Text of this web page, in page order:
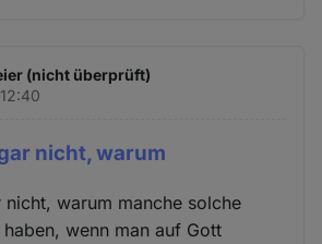
(nicht überprüft)
nicht, warum
nicht, warum manche solche
wenn man auf Gott